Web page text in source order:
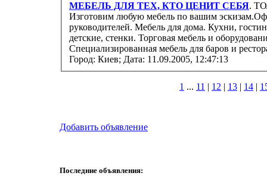
МЕБЕЛЬ ДЛЯ ТЕХ, КТО ЦЕНИТ СЕБЯ.
Изготовим любую мебель по вашим
руководителей. Мебель для дома. Кухни,
детские, стенки. Торговая мебель и
Специализированная мебель для баров и
Город: Киев; Дата: 11.09.2005, 12:47:13
1 ... 11 | 12 | 13 | 14 |
Добавить объявление
Последние объявления: